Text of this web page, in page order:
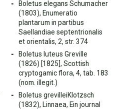
Boletus elegans Schumacher
(1803), Enumeratio
plantarum in partibus
Saellandiae septentrionalis
et orientalis, 2, str. 374
Boletus luteus Greville
(1826) [1825], Scottish
cryptogamic flora, 4, tab. 183
(nom. illegit.)
Boletus grevilleiKlotzsch
(1832), Linnaea, Ein journal